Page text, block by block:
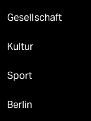
Gesellschaft
Kultur
Sport
Berlin